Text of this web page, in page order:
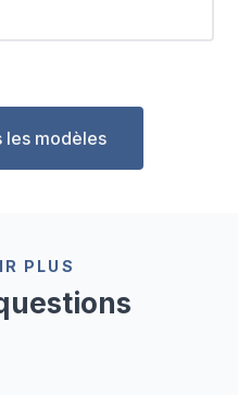
les modèles
PLUS